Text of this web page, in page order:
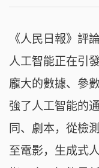
《人民日報》評
人工智能正在引
龐大的數據、參
強了人工智能的
同、劇本，從檢
至電影，生成式